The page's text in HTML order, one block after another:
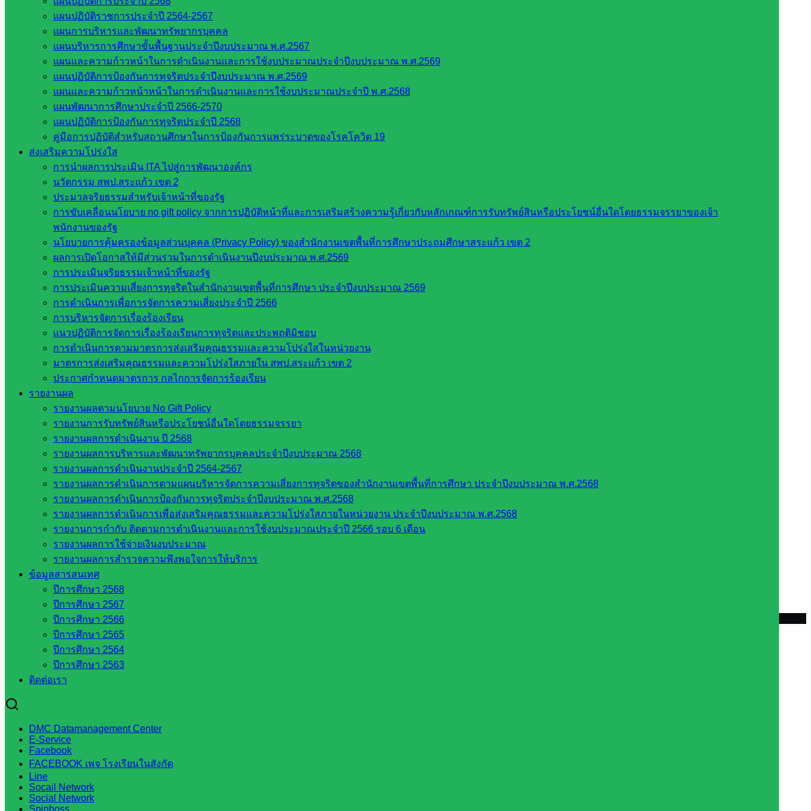
แผนปฏิบัติราชการประจำปี 2564-2567
แผนการบริหารและพัฒนาทรัพยากรบุคคล
แผนบริหารการศึกษาขั้นพื้นฐานประจำปีงบประมาณ พ.ศ.2567
แผนและความก้าวหน้าในการดำเนินงานและการใช้งบประมาณประจำปีงบประมาณ พ.ศ.2569
แผนปฏิบัติการป้องกันการทุจริตประจำปีงบประมาณ พ.ศ.2569
แผนและความก้าวหน้าหน้าในการดำเนินงานและการใช้งบประมาณประจำปี พ.ศ.2568
แผนพัฒนาการศึกษาประจำปี 2566-2570
แผนปฏิบัติการป้องกันการทุจริตประจำปี 2568
คู่มือการปฏิบัติสำหรับสถานศึกษาในการป้องกันการแพร่ระบาดของโรคโควิด 19
ส่งเสริมความโปร่งใส
การนำผลการประเมิน ITA ไปสู่การพัฒนาองค์กร
นวัตกรรม สพป.สระแก้ว เขต 2
ประมวลจริยธรรมสำหรับเจ้าหน้าที่ของรัฐ
การขับเคลื่อนนโยบาย no gift policy จากการปฏิบัติหน้าที่และการเสริมสร้างความรู้เกี่ยวกับหลักเกณฑ์การรับทรัพย์สินหรือประโยชน์อื่นใดโดยธรรมจรรยาของเจ้า
พนักงานของรัฐ
นโยบายการคุ้มครองข้อมูลส่วนบุคคล (Privacy Policy) ของสำนักงานเขตพื้นที่การศึกษาประถมศึกษาสระแก้ว เขต 2
ผลการเปิดโอกาสให้มีส่วนร่วมในการดำเนินงานปีงบประมาณ พ.ศ.2569
การประเมินจริยธรรมเจ้าหน้าที่ของรัฐ
การประเมินความเสี่ยงการทุจริตในสำนักงานเขตพื้นที่การศึกษา ประจำปีงบประมาณ 2569
การดำเนินการเพื่อการจัดการความเสี่ยงประจำปี 2566
การบริหารจัดการเรื่องร้องเรียน
แนวปฏิบัติการจัดการเรื่องร้องเรียนการทุจริตและประพฤติมิชอบ
การดำเนินการตามมาตรการส่งเสริมคุณธรรมและความโปร่งใสในหน่วยงาน
มาตรการส่งเสริมคุณธรรมและความโปร่งใสภายใน สพป.สระแก้ว เขต 2
ประกาศกำหนดมาตรการ กลไกการจัดการร้องเรียน
รายงานผล
รายงานผลตามนโยบาย No Gift Policy
รายงานการรับทรัพย์สินหรือประโยชน์อื่นใดโดยธรรมจรรยา
รายงานผลการดำเนินงาน ปี 2568
รายงานผลการบริหารและพัฒนาทรัพยากรบุคคลประจำปีงบประมาณ 2568
รายงานผลการดำเนินงานประจำปี 2564-2567
รายงานผลการดำเนินการตามแผนบริหารจัดการความเสี่ยงการทุจริตของสำนักงานเขตพื้นที่การศึกษา ประจำปีงบประมาณ พ.ศ.2568
รายงานผลการดำเนินการป้องกันการทุจริตประจำปีงบประมาณ พ.ศ.2568
รายงานผลการดำเนินการเพื่อส่งเสริมคุณธรรมและความโปร่งใสภายในหน่วยงาน ประจำปีงบประมาณ พ.ศ.2568
รายงานการกำกับ ติดตามการดำเนินงานและการใช้งบประมาณประจำปี 2566 รอบ 6 เดือน
รายงานผลการใช้จ่ายเงินงบประมาณ
รายงานผลการสำรวจความพึงพอใจการให้บริการ
ข้อมูลสารสนเทศ
ปีการศึกษา 2568
ปีการศึกษา 2567
ปีการศึกษา 2566
ปีการศึกษา 2565
ปีการศึกษา 2564
ปีการศึกษา 2563
ติดต่อเรา
DMC Datamanagement Center
E-Service
Facebook
FACEBOOK เพจ โรงเรียนในสังกัด
Line
Socail Network
Social Network
Spinboss
หน่วยงานในจังหวัดสระแก้ว
จังหวัดสระแก้ว
องค์การบริหารส่วนจังหวัดสระแก้ว
ศึกษาธิการจังหวัดสระแก้ว
สำนักงาน ส.ก.ส.ค. จังหวัดสระแก้ว
สพป. สระแก้วเขต 1
สพป.สระแก้ว เขต 2
โรงเรียนในสังกัด สพป.สระแก้ว เขต 1
โรงเรียนในสังกัด สพป.สระแก้ว เขต 2
วิทยาลัยเทคนิคสระแก้ว
วิทยาลัยเทคนิควังน้ำเย็น
กศน.สระแก้ว
เว็บไซต์กลุ่มงานในสำนักงาน
กลุ่มอำนวยการ
กลุ่มบริหารงานงานเงินและสินทรัพย์
กลุ่มนโยบายและแผน
กลุ่มส่งเสริมการจัดการศึกษา
กลุ่มบริหารงานบุคคล
กลุ่มพัฒนาครูและบุคลากรฯ
กลุ่มนิเทศติดตามและประเมินผลฯ
เว็บไซต์หลักสูตรต้านทุจริต
ห้องนิเทศ ศน.นิพนธ์ พรมพิไล
ห้องนิเทศ ศน.ชยาธิศ/ศน.อัญชลี
ห้องนิเทศ ดร.สราวดี เพ็งศรีโคตร
เว็บไซต์คณะกรรมการ ก.ต.ป.น.
เว็บไซต์ อ.ค.ก.ศ.เขตพื้นที่การศึกษา
ดาวน์โหลดเอกสาร
กลุ่มอำนวยการ
กลุ่มบริหารงานงานเงินและสินทรัพย์
กลุ่มนโยบายและแผน
กลุ่มส่งเสริมการจัดการศึกษา
กลุ่มบริหารงานบุคคล
กลุ่มพัฒนาครูและบุคลากรฯ
กลุ่มนิเทศติดตามและประเมินผลฯ
::: ©2021 sakarea2.go.th. All rights reserved. Design By SK2 ICT TEAM :::
สอบถามได้นะคะ
Line
Tel 037-232263: